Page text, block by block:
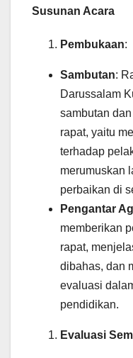
Susunan Acara
Pembukaan:
Sambutan:
Darussalam
sambutan
rapat, yaitu
terhadap
merumuskan
perbaikan di
Pengantar
memberikan
rapat,
dibahas, dan
evaluasi
pendidikan.
Evaluasi